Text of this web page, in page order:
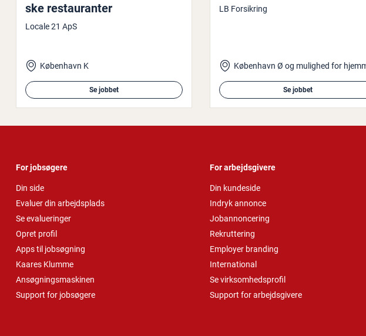
ske re­stau­ran­ter
Locale 21 ApS
København K
Se jobbet
LB Forsikring
Se jobbet
For jobsøgere
Din side
Evaluer din arbejdsplads
Se evalueringer
Opret profil
Apps til jobsøgning
Kaares Klumme
Ansøgningsmaskinen
Support for jobsøgere
For arbejdsgivere
Din kundeside
Indryk annonce
Jobannoncering
Rekruttering
Employer branding
International
Se virksomhedsprofil
Support for arbejdsgivere